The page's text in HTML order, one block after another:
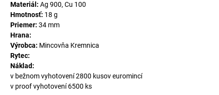
Materiál: Ag 900, Cu 100
Hmotnosť: 18 g
Priemer: 34 mm
Hrana:
Výrobca: Mincovňa Kremnica
Rytec:
Náklad:
v bežnom vyhotovení 2800 kusov euromincí
v proof vyhotovení 6500 ks